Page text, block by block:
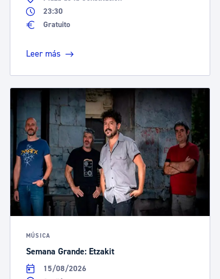
23:30
Gratuito
Leer más
MÚSICA
Semana Grande: Etzakit
15/08/2026